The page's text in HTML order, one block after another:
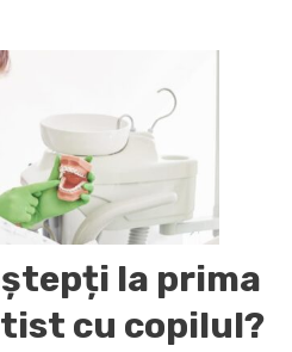
la prima
cu copilul?